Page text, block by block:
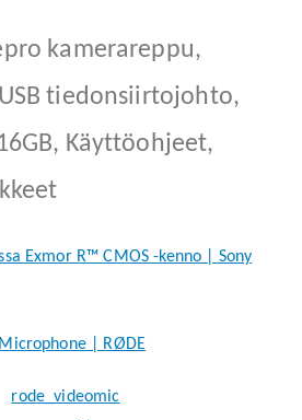
kamerareppu,
tiedonsiirtojohto,
Käyttöohjeet,
Exmor R™ CMOS -kenno | Sony
| RØDE